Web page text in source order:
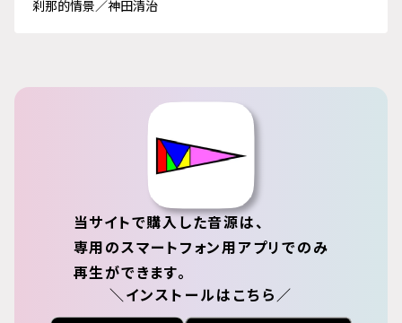
刹那的情景／神田清治
当サイトで購入した音源は、
専用のスマートフォン用アプリでのみ
再生ができます。
＼インストールはこちら／